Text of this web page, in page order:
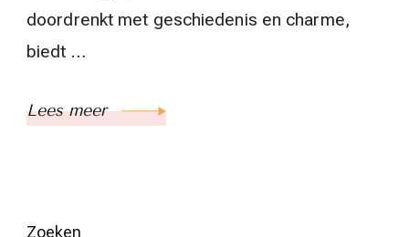
doordrenkt met geschiedenis en charme,
biedt …
Lees meer
Zoeken